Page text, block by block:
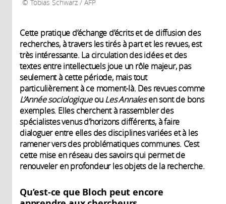
Tobias Schwarz / AFP
Cette pratique d’échange d’écrits et de diffusion des
recherches, à travers les tirés à part et les revues, est
très intéressante. La circulation des idées et des
textes entre intellectuels joue un rôle majeur, pas
seulement à cette période, mais tout
particulièrement à ce moment-là. Des revues comme
L’Année sociologiqueouLes Annalesen sont de bons
exemples. Elles cherchent à rassembler des
spécialistes venus d’horizons différents, à faire
dialoguer entre elles des disciplines variées et à les
ramener vers des problématiques communes. C’est
cette mise en réseau des savoirs qui permet de
renouveler en profondeur les objets de la recherche.
Qu’est-ce que Bloch peut encore